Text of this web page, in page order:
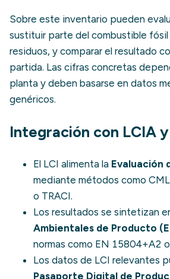
Sobre este inventario pueden
sustituir parte del combustible fósil
residuos, y comparar el resultado
partida. Las cifras concretas
planta y deben basarse en datos
genéricos.
Integración con LCIA y
El LCI alimenta la Evaluación
mediante métodos como
o TRACI.
Los resultados se sintetizan
Ambientales de Producto
normas como EN 15804+A2
Los datos de LCI relevantes
Pasaporte Digital de